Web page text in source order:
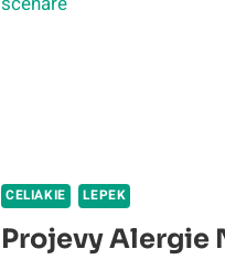
CELIAKIE LEPEK
Projevy Alergie